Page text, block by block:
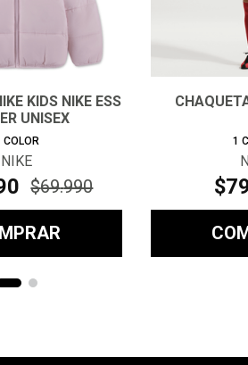
KIDS NIKE ESS
UNISEX
COLOR
NIKE
$69.990
1
$